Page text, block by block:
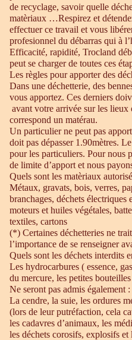
de recyclage, savoir quelle
matèriaux …Respirez et
effectuer ce travail et vous
profesionnel du débarras qui à
Efficacité, rapidité, Trocland
peut se charger de toutes ces
Les règles pour apporter des
Dans une déchetterie, des
vous apportez. Ces derniers
avant votre arrivée sur les lieux
correspond un matérau.
Un particulier ne peut pas
doit pas dépasser 1.90mètres.
pour les particuliers. Pour nous
de limite d’apport et nous
Quels sont les matèriaux
Métaux, gravats, bois, verres,
branchages, déchets électriques
moteurs et huiles végétales,
textiles, cartons
(*) Certaines déchetteries ne
l’importance de se renseigner
Quels sont les déchets interdits
Les hydrocarbures ( essence,
du mercure, les petites
Ne seront pas admis également :
La cendre, la suie, les ordures
(lors de leur putréfaction, cela
les cadavres d’animaux, les
les déchets corosifs, explosifs et